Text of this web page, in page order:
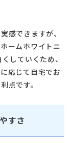
感できますが、
ームホワイトニ
していくため、
応じて自宅でお
点です。
すさ